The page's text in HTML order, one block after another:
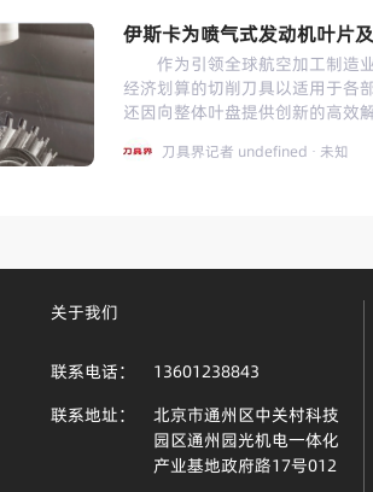
参数的持续调整串联在一起，这
产生。 解决方案是基于使用一
五个改制的 20mm 圆刀片
T350M的一个特殊变种。该刀具
30mm 余量。 “对于这个加工
果我们假定目标成本的比值为
决方案。这就是一个梅西埃的制
程师们已经展示出解决棘手的制
案。” 可是，梅西埃和山高刀
上升，所以我们必须要做得更
样，我们正与山高刀具在镀层方
心反映了英国航空在一个世纪
Farnborough(两年一届航空展
的基础上，我们研发出了“Eco
Plus’）就一直代表‘economic
具，”瓦尔特全球螺纹加工产
对于这类高品质丝锥而言，用户
工工序之一。也就是说，如果刀
的情况是，断在孔中的刀具还能
日益增长的需求步伐，研发
基材有最佳平衡的硬韧比。换
am Harmersbach工厂丝锥开发
碎。为什么？因为硬度达到极点
力。”得益于一种特殊的热处理
的后处理过程），瓦尔特工程师
料。 这听起来简单，但实际
集国际先进的缸内直喷、废气涡
气分离一体式缸盖护罩、静音
质、低油耗、低排放、轻量化等
上，可使整车节油20%，实现了
的优势是低转速高扭矩，高转速
对我们来说，是挑战也是机遇
品，在同为集团下属的发动机厂
务，主要集中进行缸体的半精加
兼顾缸体孔加工工序，整体节拍
算是非常快的了。图2. 加工车间
体件。 对比证明，在同样的加
有很好的改进。 “这道工序以
伊斯卡为喷气式发动机叶片
作为引领全球航空加工制造业
经济划算的切削刀具以适用于各
还因向整体叶盘提供创新的高
出的叶片组成的传统的装配式叶
镍基合金（Ni）制成，故而所使
回应整体叶盘高效加工而给出的
刀及技术创新的变形金刚立铣
部门。伊斯卡采用亚细晶粒及超
理技术（SUMO TEC）,显着提
了加工特性。 源于整体叶盘的
刀具界记者 undefined · 未知
关于我们
联系电话：
13601238843
联系地址：
北京市通州区中关村科技
园区通州园光机电一体化
产业基地政府路17号012